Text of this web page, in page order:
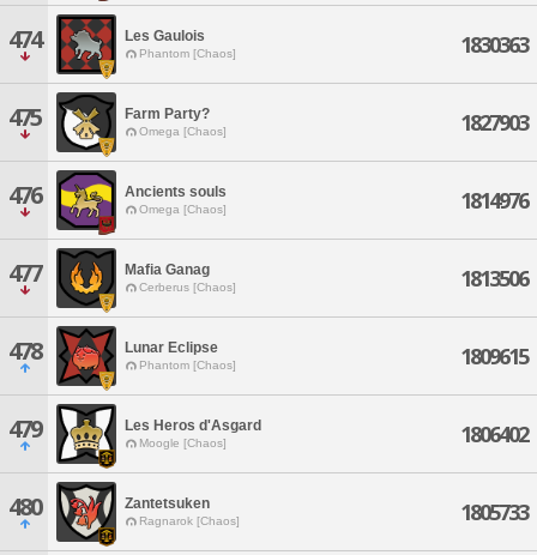
474 Les Gaulois
Phantom [Chaos] 1830363
475 Farm Party?
Omega [Chaos] 1827903
476 Ancients souls
Omega [Chaos] 1814976
477 Mafia Ganag
Cerberus [Chaos] 1813506
478 Lunar Eclipse
Phantom [Chaos] 1809615
479 Les Heros d'Asgard
Moogle [Chaos] 1806402
480 Zantetsuken
Ragnarok [Chaos] 1805733